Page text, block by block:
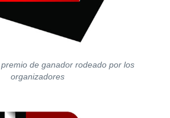
de ganador rodeado por los
organizadores